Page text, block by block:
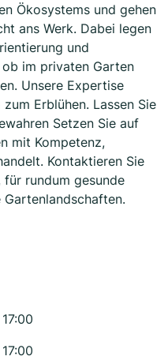
Ökosystems und gehen
ans Werk. Dabei legen
und
im privaten Garten
Unsere Expertise
Erblühen. Lassen Sie
Setzen Sie auf
mit Kompetenz,
Kontaktieren Sie
für rundum gesunde